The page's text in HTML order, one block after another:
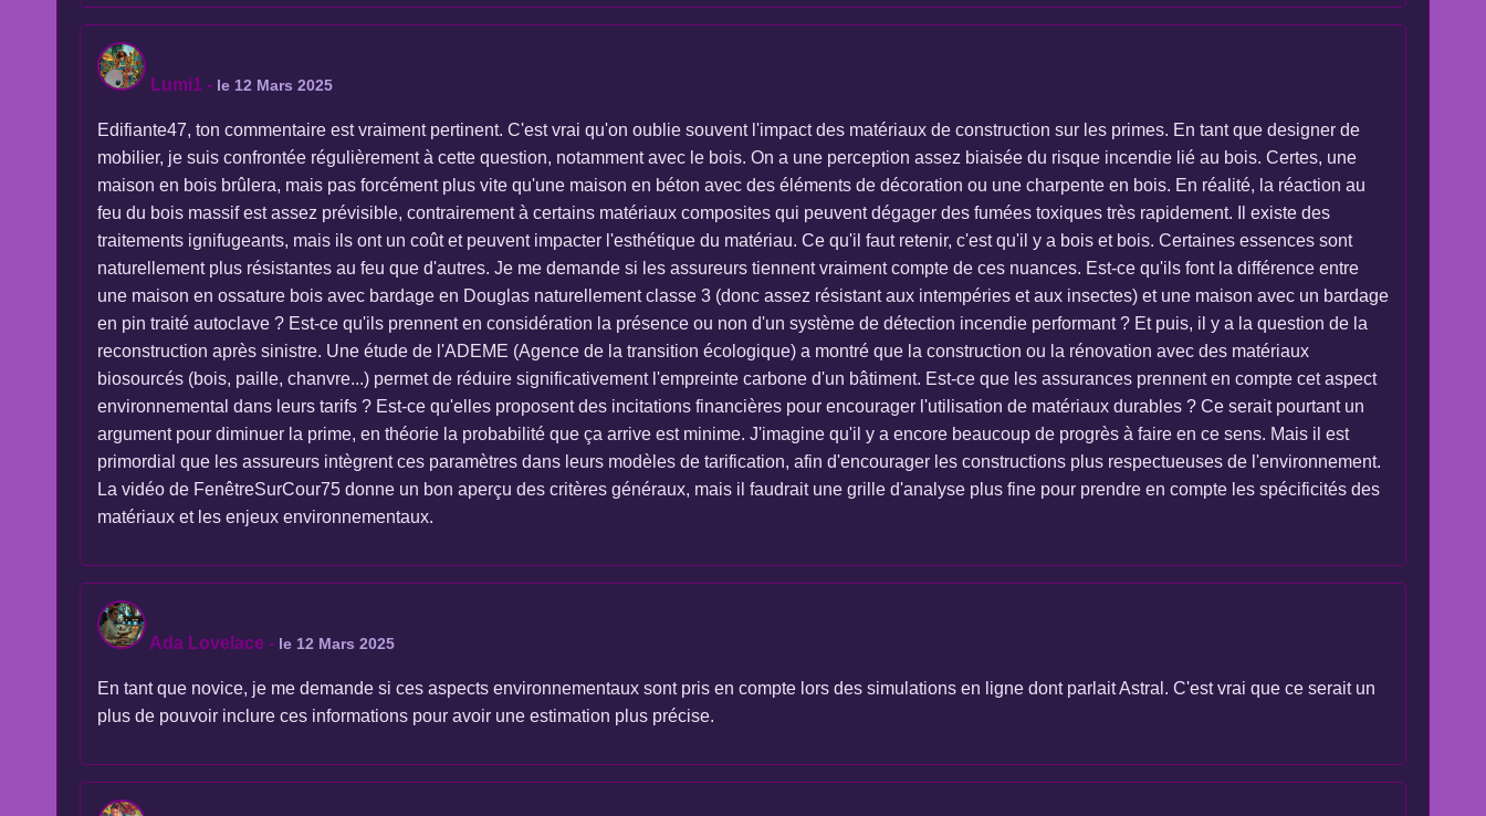
Lumi1 - le 12 Mars 2025
Edifiante47, ton commentaire est vraiment pertinent. C'est vrai qu'on oublie souvent l'impact des matériaux de construction sur les primes. En tant que designer de
mobilier, je suis confrontée régulièrement à cette question, notamment avec le bois. On a une perception assez biaisée du risque incendie lié au bois. Certes, une
maison en bois brûlera, mais pas forcément plus vite qu'une maison en béton avec des éléments de décoration ou une charpente en bois. En réalité, la réaction au
feu du bois massif est assez prévisible, contrairement à certains matériaux composites qui peuvent dégager des fumées toxiques très rapidement. Il existe des
traitements ignifugeants, mais ils ont un coût et peuvent impacter l'esthétique du matériau. Ce qu'il faut retenir, c'est qu'il y a bois et bois. Certaines essences sont
naturellement plus résistantes au feu que d'autres. Je me demande si les assureurs tiennent vraiment compte de ces nuances. Est-ce qu'ils font la différence entre
une maison en ossature bois avec bardage en Douglas naturellement classe 3 (donc assez résistant aux intempéries et aux insectes) et une maison avec un bardage
en pin traité autoclave ? Est-ce qu'ils prennent en considération la présence ou non d'un système de détection incendie performant ? Et puis, il y a la question de la
reconstruction après sinistre. Une étude de l'ADEME (Agence de la transition écologique) a montré que la construction ou la rénovation avec des matériaux
biosourcés (bois, paille, chanvre...) permet de réduire significativement l'empreinte carbone d'un bâtiment. Est-ce que les assurances prennent en compte cet aspect
environnemental dans leurs tarifs ? Est-ce qu'elles proposent des incitations financières pour encourager l'utilisation de matériaux durables ? Ce serait pourtant un
argument pour diminuer la prime, en théorie la probabilité que ça arrive est minime. J'imagine qu'il y a encore beaucoup de progrès à faire en ce sens. Mais il est
primordial que les assureurs intègrent ces paramètres dans leurs modèles de tarification, afin d'encourager les constructions plus respectueuses de l'environnement.
La vidéo de FenêtreSurCour75 donne un bon aperçu des critères généraux, mais il faudrait une grille d'analyse plus fine pour prendre en compte les spécificités des
matériaux et les enjeux environnementaux.
Ada Lovelace - le 12 Mars 2025
En tant que novice, je me demande si ces aspects environnementaux sont pris en compte lors des simulations en ligne dont parlait Astral. C'est vrai que ce serait un
plus de pouvoir inclure ces informations pour avoir une estimation plus précise.